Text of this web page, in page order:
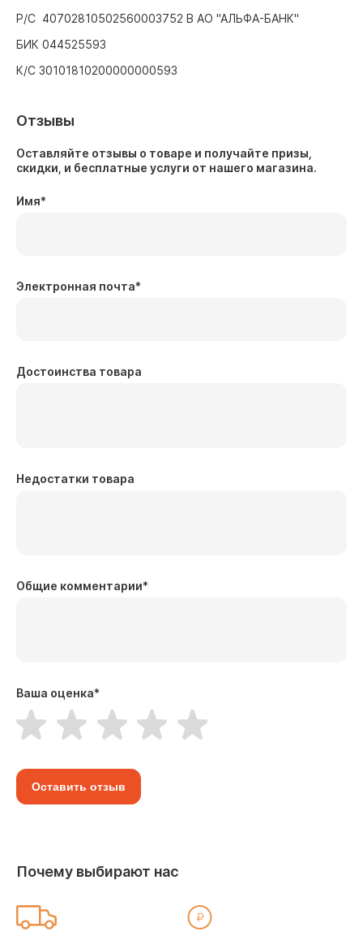
Р/С 40702810502560003752 В АО "АЛЬФА-БАНК"
БИК 044525593
К/С 30101810200000000593
Отзывы
Оставляйте отзывы о товаре и получайте призы,
скидки, и бесплатные услуги от нашего магазина.
Имя*
Электронная почта*
Достоинства товара
Недостатки товара
Общие комментарии*
Ваша оценка*
Оставить отзыв
Почему выбирают нас